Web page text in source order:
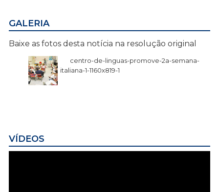
GALERIA
Baixe as fotos desta notícia na resolução original
centro-de-linguas-promove-2a-semana-
italiana-1-1160x819-1
VÍDEOS